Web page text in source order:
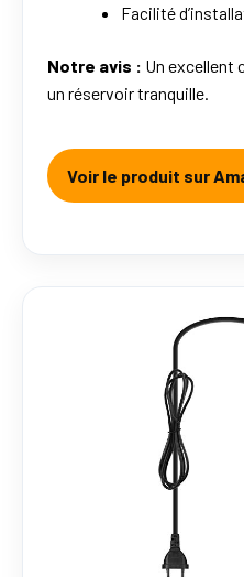
Facilité
Notre avis : Un excellent
un réservoir tranquille.
Voir le produit sur